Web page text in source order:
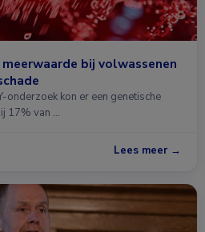
bij volwassenen
onderzoek kon er een genetische
17% van …
Lees meer →